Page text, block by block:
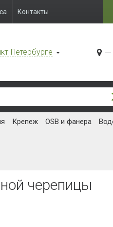
Контакты
Петербурге
Крепеж OSB и фанера
черепицы